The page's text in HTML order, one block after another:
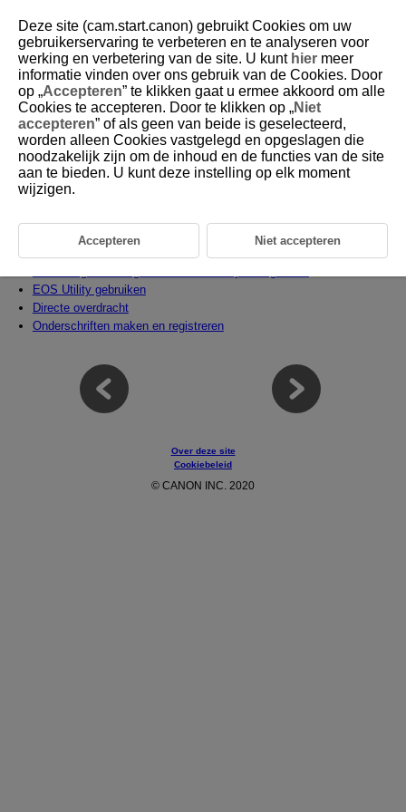
D105-028
Bediening op afstand met EOS
Utility
Met EOS Utility kunt u beelden in de camera bekijken of ze opslaan op
een computer. Daarnaast kunt u de camera op afstand bedienen om een
Installeer EOS Utility op uw computer voordat u een verbinding tot
stand brengt (
).
EOS Utility gebruiken
Directe overdracht
Onderschriften maken en registreren
Over deze site
Cookiebeleid
© CANON INC. 2020
Deze site (cam.start.canon) gebruikt Cookies om uw
gebruikerservaring te verbeteren en te analyseren voor
werking en verbetering van de site. U kunt hier meer
informatie vinden over ons gebruik van de Cookies. Door
op „Accepteren” te klikken gaat u ermee akkoord om alle
Cookies te accepteren. Door te klikken op „Niet
accepteren” of als geen van beide is geselecteerd,
worden alleen Cookies vastgelegd en opgeslagen die
noodzakelijk zijn om de inhoud en de functies van de site
aan te bieden. U kunt deze instelling op elk moment
wijzigen.
Accepteren Niet accepteren